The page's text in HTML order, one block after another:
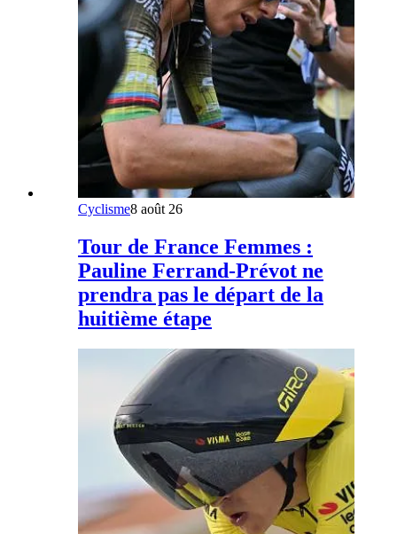
Cyclisme8 août 26
Tour de France Femmes :
Pauline Ferrand-Prévot ne
prendra pas le départ de la
huitième étape